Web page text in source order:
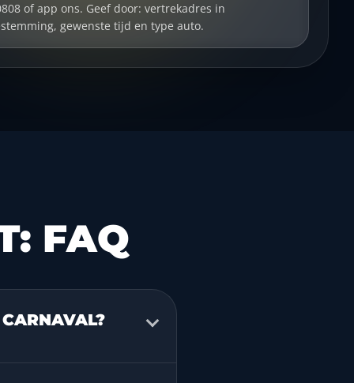
of app ons. Geef door: vertrekadres in
gewenste tijd en type auto.
FAQ